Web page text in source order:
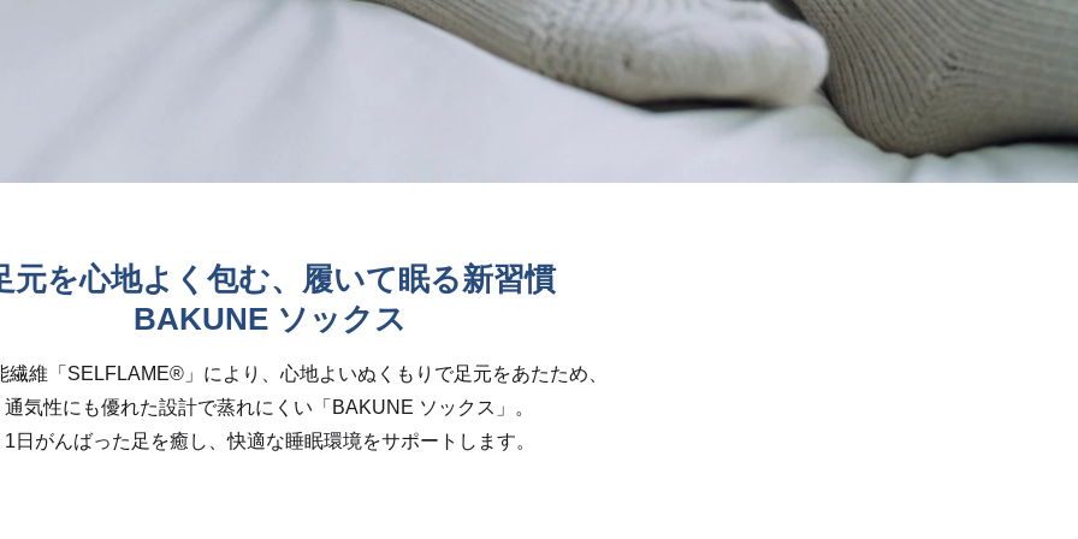
元を心地よく包む、履いて眠る新習慣
BAKUNE ソックス
繊維「SELFLAME®︎」により、心地よいぬくもりで足元をあたため、
通気性にも優れた設計で蒸れにくい「BAKUNE ソックス」。
1日がんばった足を癒し、快適な睡眠環境をサポートします。